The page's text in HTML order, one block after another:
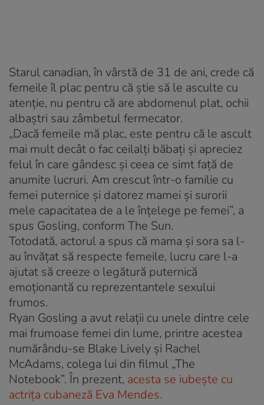
Starul canadian, în vârstă de 31 de ani, crede că
femeile îl plac pentru că ştie să le asculte cu
atenţie, nu pentru că are abdomenul plat, ochii
albaştri sau zâmbetul fermecator.
„Dacă femeile mă plac, este pentru că le ascult
mai mult decât o fac ceilalţi băbaţi şi apreciez
felul în care gândesc şi ceea ce simt faţă de
anumite lucruri. Am crescut într-o familie cu
femei puternice şi datorez mamei şi surorii
mele capacitatea de a le înţelege pe femei”, a
spus Gosling, conform The Sun.
Totodată, actorul a spus că mama şi sora sa l-
au învăţat să respecte femeile, lucru care l-a
ajutat să creeze o legătură puternică
emoţionantă cu reprezentantele sexului
frumos.
Ryan Gosling a avut relaţii cu unele dintre cele
mai frumoase femei din lume, printre acestea
numărându-se Blake Lively şi Rachel
McAdams, colega lui din filmul „The
Notebook”. În prezent, acesta se iubeşte cu
actriţa cubaneză Eva Mendes.